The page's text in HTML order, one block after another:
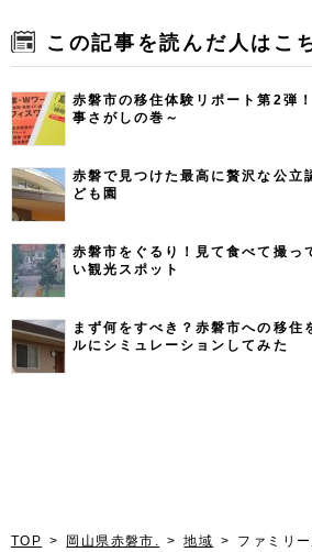
この記事を読んだ人はこ
赤磐市の移住体験リポート第2弾
事さがしの巻～
赤磐で見つけた最高に贅沢な公立
ども園
赤磐市をぐるり！見て食べて撮っ
い観光スポット
まず何をすべき？赤磐市への移住
ルにシミュレーションしてみた
TOP 岡山県赤磐市. 地域 ファミリ